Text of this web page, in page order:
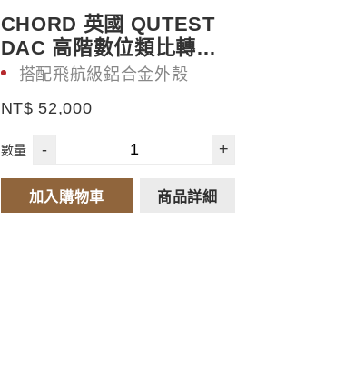
CHORD 英國 QUTEST
DAC 高階數位類比轉換
器搭配飛航級鋁合金外殼
提供電路板穩固的保護與
NT$ 52,000
數量 - +
加入購物車 商品詳細